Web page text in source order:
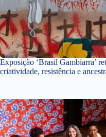
Exposição ‘Brasil Gambiarra’
criatividade, resistência e